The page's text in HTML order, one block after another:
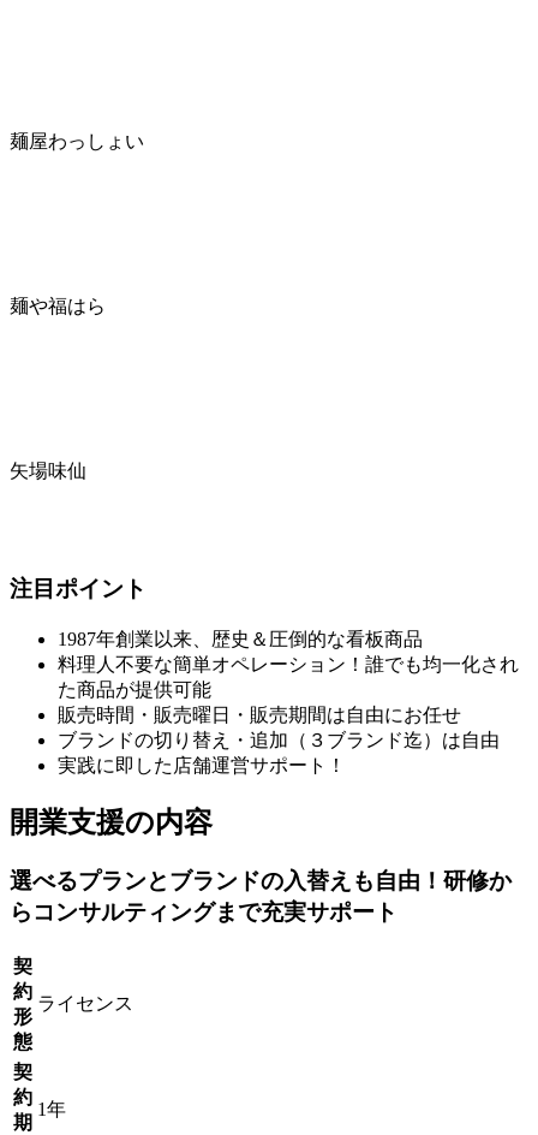
麺屋わっしょい
麺や福はら
矢場味仙
注目ポイント
1987年創業以来、歴史＆圧倒的な看板商品
料理人不要な簡単オペレーション！誰でも均一化され
た商品が提供可能
販売時間・販売曜日・販売期間は自由にお任せ
ブランドの切り替え・追加（３ブランド迄）は自由
実践に即した店舗運営サポート！
開業支援の内容
選べるプランとブランドの入替えも自由！研修か
らコンサルティングまで充実サポート
契
約
形
態
ライセンス
契
約
期
1年